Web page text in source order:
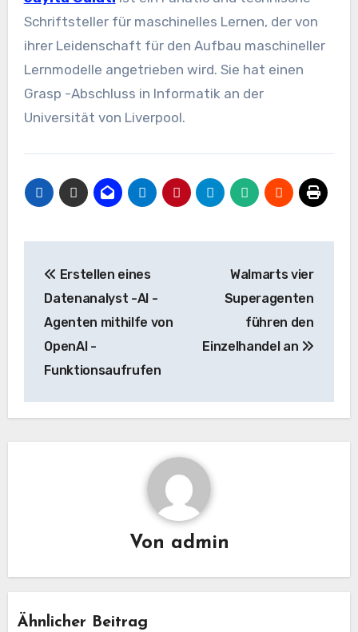
Schriftsteller für maschinelles Lernen, der von
ihrer Leidenschaft für den Aufbau maschineller
Lernmodelle angetrieben wird. Sie hat einen
Grasp -Abschluss in Informatik an der
Universität von Liverpool.
Navigation
Erstellen eines
Datenanalyst -AI -
Agenten mithilfe von
OpenAI -
Funktionsaufrufen
Walmarts vier
Superagenten
führen den
Einzelhandel an
Von admin
Ähnlicher Beitrag